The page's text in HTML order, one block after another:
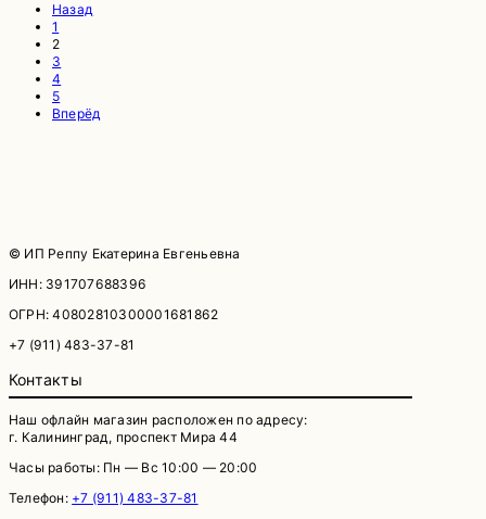
Назад
1
2
3
4
5
Вперёд
© ИП Реппу Екатерина Евгеньевна
ИНН: 391707688396
ОГРН: 40802810300001681862
+7 (911) 483-37-81
Контакты
Наш офлайн магазин расположен по адресу:
г. Калининград, проспект Мира 44
Часы работы: Пн — Вс 10:00 — 20:00
Телефон: +7 (911) 483-37-81